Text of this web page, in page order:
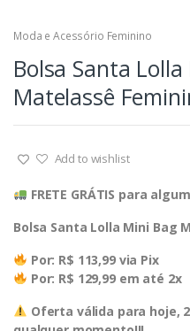
Moda e Acessório Feminino
Bolsa Santa
Matelassê
Add to wishlist
FRETE GRÁTIS para
Bolsa Santa Lolla Mini Bag
Por: R$ 113,99 via Pix
Por: R$ 129,99 em até 2x
Oferta válida para hoje,